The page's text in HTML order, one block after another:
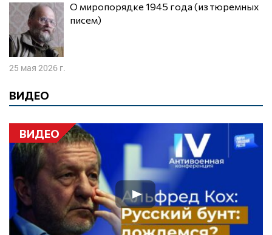
О миропорядке 1945 года (из тюремных
писем)
25 мая 2026 г.
ВИДЕО
ВИДЕО